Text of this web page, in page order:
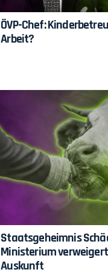
ÖVP-Chef:
Arbeit?
Staatsgeheimnis
Ministerium
Auskunft